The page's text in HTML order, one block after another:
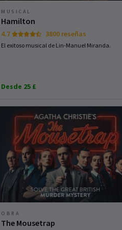
MUSICAL
Hamilton
4.7 3800 reseñas
El exitoso musical de Lin-Manuel Miranda.
Desde 25 £
OBRA
The Mousetrap